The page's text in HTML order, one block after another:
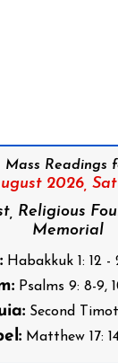
Mass Readings
2026,
Religious
Memorial
Habakkuk 1: 12 -
Psalms 9: 8-9,
Second
Matthew 17: